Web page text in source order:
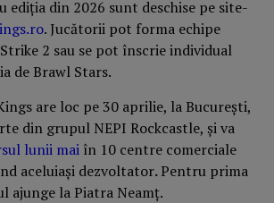
din 2026 sunt deschise pe site-
. Jucătorii pot forma echipe
2 sau se pot înscrie individual
de Brawl Stars.
are loc pe 30 aprilie, la București,
din grupul NEPI Rockcastle, și va
lunii mai în 10 centre comerciale
aceluiași dezvoltator.Pentru prima
ajunge la Piatra Neamț.